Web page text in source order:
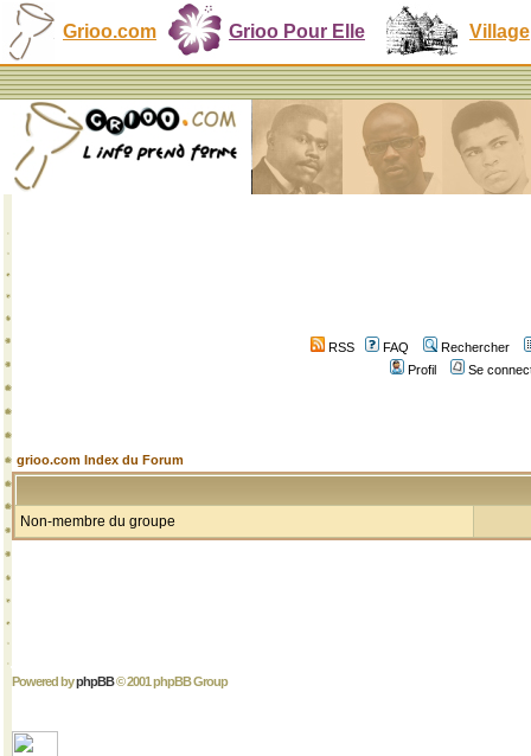
Grioo.com Grioo Pour Elle Village
RSS FAQ
Rechercher
Profil
Se
grioo.com Index du Forum
Non-membre du groupe
Powered byphpBB© 2001 phpBB Group